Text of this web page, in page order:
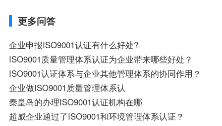
更多问答
企业申报ISO9001认证有什么好处?
ISO9001质量管理体系认证为企业带来哪些好处？
ISO9001认证体系与企业其他管理体系的协同作用？
企业做ISO9001质量管理体系认
秦皇岛的办理ISO9001认证机构在哪
超威企业通过了ISO9001和环境管理体系认证？